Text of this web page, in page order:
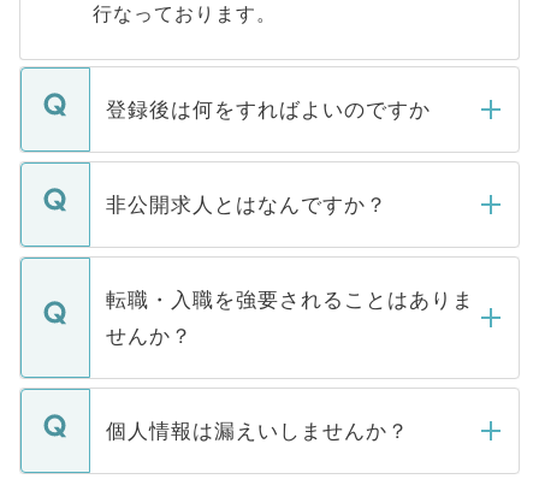
行なっております。
登録後は何をすればよいのですか
ご登録いただきましたら、弊社担当者がご
登録内容を確認し、その後メールもしくは
ます。通常、5営業日以内にはご連絡をせて
いただきますので、しばらくお待ちくださ
非公開求人とはなんですか？
マイナビDOCTORで取り扱っている求人の
うち約3割は、Webサイトからご覧いただ
けない「非公開求人」です。非公開求人は
下記の理由によって、一般には公開してい
ません。
■応募殺到を避けるため 人気のある医療機
転職・入職を強要されることはありま
せんか？
転職・入職を強要することは一切ありませ
ん。また、仮に応募先から内定をいただい
個人情報は漏えいしませんか？